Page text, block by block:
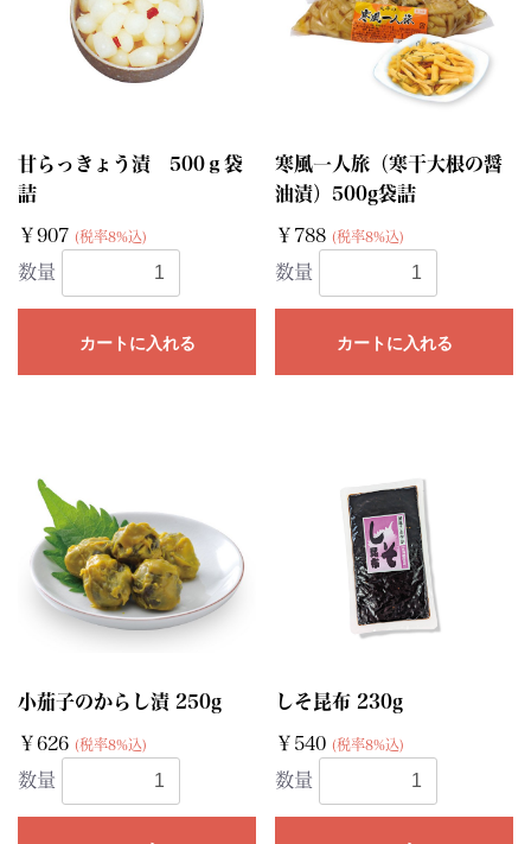
甘らっきょう漬 500ｇ袋
詰
￥907 (税率8%込)
数量
カートに入れる
寒風一人旅（寒干大根の醤
油漬）500g袋詰
￥788 (税率8%込)
数量
カートに入れる
小茄子のからし漬 250g
￥626 (税率8%込)
数量
しそ昆布 230g
￥540 (税率8%込)
数量